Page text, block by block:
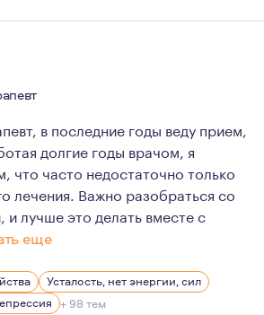
в последние годы веду прием,
долгие годы врачом, я
что часто недостаточно только
лечения. Важно разобраться со
лучше это делать вместе с
еще
стаж и опыт. Но уже около 20
Их много разных, читаю...
Усталость, нет энергии, сил
+ 98 тем